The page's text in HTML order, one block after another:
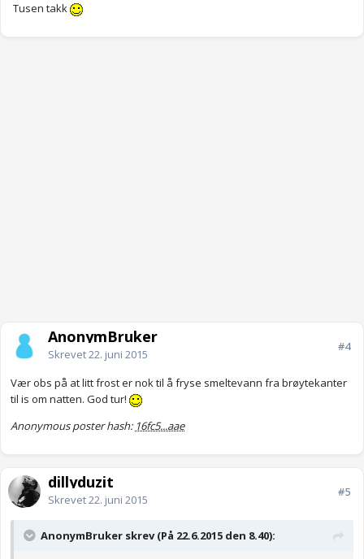
Tusen takk
AnonymBruker
Skrevet22. juni 2015
#4
Vær obs på at litt frost er nok til å fryse smeltevann fra brøytekanter
til is om natten. God tur!
Anonymous poster hash: 16fc5...aae
dillyduzit
Skrevet22. juni 2015
#5
AnonymBruker skrev (På 22.6.2015 den 8.40):